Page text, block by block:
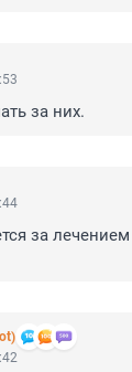
за них.
за